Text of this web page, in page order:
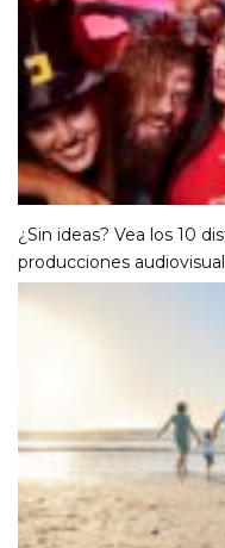
¿Sin ideas? Vea los 10
producciones